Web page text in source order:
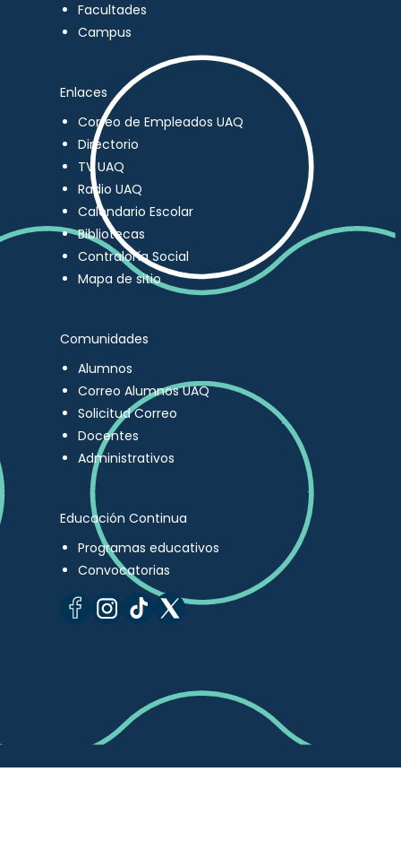
Facultades
Campus
Enlaces
Correo de Empleados UAQ
Directorio
TV UAQ
Radio UAQ
Calendario Escolar
Bibliotecas
Contraloría Social
Mapa de sitio
Comunidades
Alumnos
Correo Alumnos UAQ
Solicitud Correo
Docentes
Administrativos
Educación Continua
Programas educativos
Convocatorias